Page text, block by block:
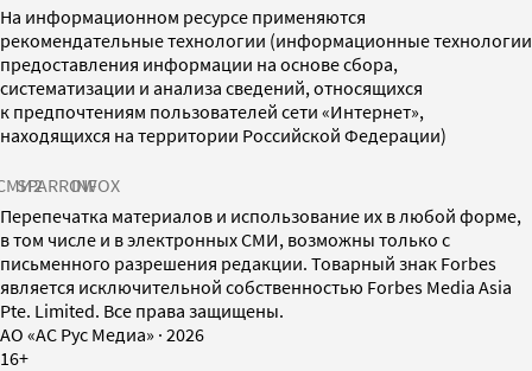
На информационном ресурсе применяются
рекомендательные технологии (информационные технологии
предоставления информации на основе сбора,
систематизации и анализа сведений, относящихся
к предпочтениям пользователей сети «Интернет»,
находящихся на территории Российской Федерации)
SPARROWINFOX
Перепечатка материалов и использование их в любой форме,
в том числе и в электронных СМИ, возможны только с
письменного разрешения редакции. Товарный знак Forbes
является исключительной собственностью Forbes Media Asia
Pte. Limited. Все права защищены.
AO «АС Рус Медиа» · 2026
16+